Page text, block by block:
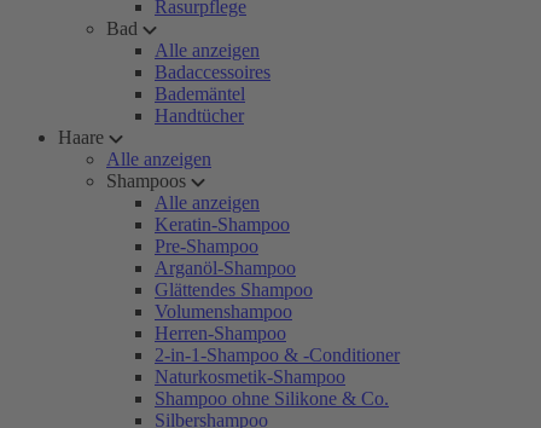
Rasurpflege
Bad
Alle anzeigen
Badaccessoires
Bademäntel
Handtücher
Haare
Alle anzeigen
Shampoos
Alle anzeigen
Keratin-Shampoo
Pre-Shampoo
Arganöl-Shampoo
Glättendes Shampoo
Volumenshampoo
Herren-Shampoo
2-in-1-Shampoo & -Conditioner
Naturkosmetik-Shampoo
Shampoo ohne Silikone & Co.
Silbershampoo